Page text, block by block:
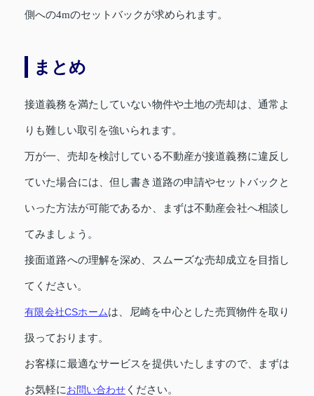
側への4mのセットバックが求められます。
まとめ
接道義務を満たしていない物件や土地の売却は、通常よ
りも難しい取引を強いられます。
万が一、売却を検討している不動産が接道義務に違反し
ていた場合には、但し書き道路の申請やセットバックと
いった方法が可能であるか、まずは不動産会社へ相談し
てみましょう。
接面道路への理解を深め、スムーズな売却成立を目指し
てください。
有限会社CSホームは、尼崎を中心とした売買物件を取り
扱っております。
お客様に最適なサービスを提供いたしますので、まずは
お気軽にお問い合わせ ください。